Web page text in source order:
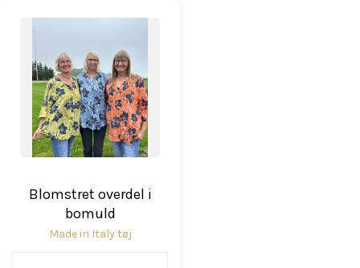
Blomstret overdel i
bomuld
Made in Italy tøj